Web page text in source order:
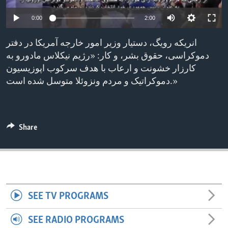
ENVIRONMENT AND HEALTH
IDEALS AND INSTITUTIONS
0:00 2:00
انریکه رویگ، دستیار وزیر امور خارجه آمریکا در دفتر
دموکراسی، حقوق بشر، و کار: «رژیم نیکلاس مادورو به
کارزار خشونت و ارعاب با هدف سرکوب اپوزیسیون
دموکراتیک و مردم ونزوئلا متوسل شده است.»
Share
SEE TV PROGRAMS
SEE RADIO PROGRAMS